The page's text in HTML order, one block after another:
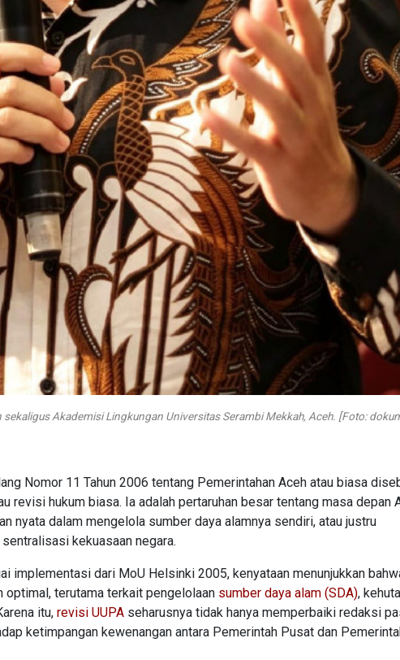
sekaligus Akademisi Lingkungan Universitas Serambi Mekkah, Aceh. [Foto:
Nomor 11 Tahun 2006 tentang Pemerintahan Aceh atau biasa
revisi hukum biasa. Ia adalah pertaruhan besar tentang masa depan
nyata dalam mengelola sumber daya alamnya sendiri, atau justru
kekuasaan negara.
implementasi dari MoU Helsinki 2005, kenyataan menunjukkan
optimal, terutama terkait pengelolaan sumber daya alam (SDA),
itu, revisi UUPA seharusnya tidak hanya memperbaiki redaksi
ketimpangan kewenangan antara Pemerintah Pusat dan